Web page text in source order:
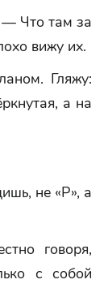
Что там за
вижу их.
Гляжу:
а на
не «Р», а
говоря,
с собой